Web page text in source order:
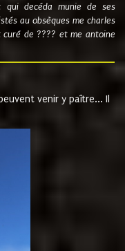
qui decéda munie de ses
au obsèques me charles
de ???? et me antoine
venir y paître... Il